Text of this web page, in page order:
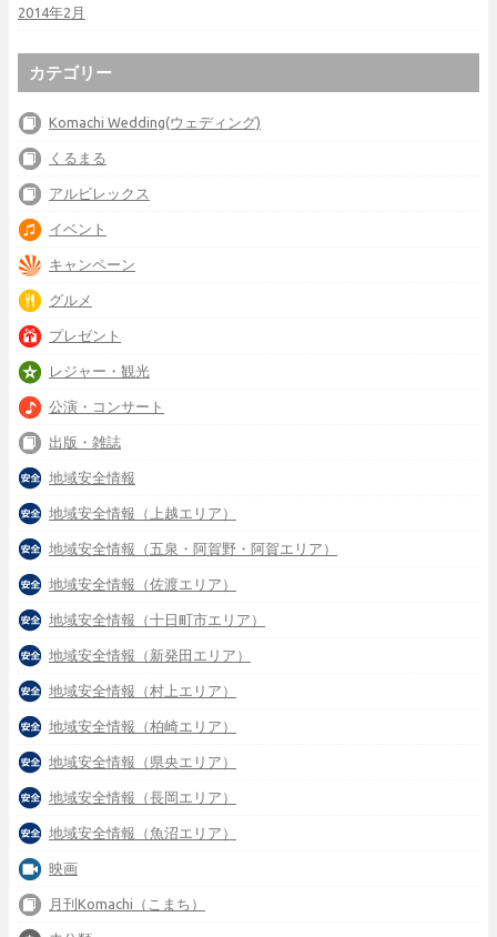
2014年2月
カテゴリー
Komachi Wedding(ウェディング)
くるまる
アルビレックス
イベント
キャンペーン
グルメ
プレゼント
レジャー・観光
公演・コンサート
出版・雑誌
地域安全情報
地域安全情報（上越エリア）
地域安全情報（五泉・阿賀野・阿賀エリア）
地域安全情報（佐渡エリア）
地域安全情報（十日町市エリア）
地域安全情報（新発田エリア）
地域安全情報（村上エリア）
地域安全情報（柏崎エリア）
地域安全情報（県央エリア）
地域安全情報（長岡エリア）
地域安全情報（魚沼エリア）
映画
月刊Komachi（こまち）